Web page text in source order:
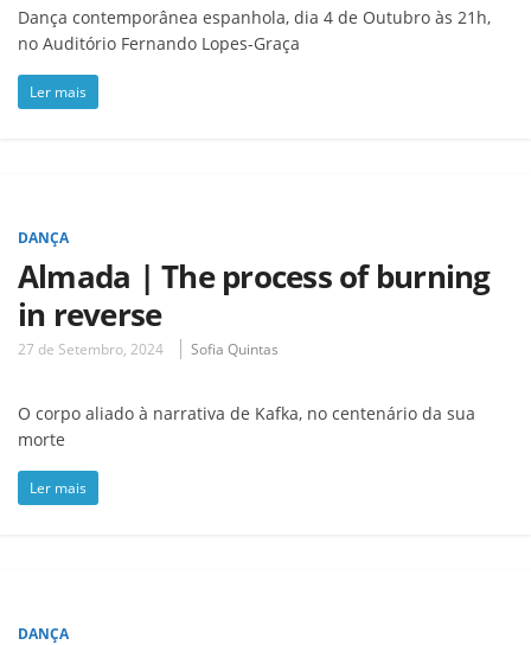
Dança contemporânea espanhola, dia 4 de Outubro às 21h,
no Auditório Fernando Lopes-Graça
Ler mais
DANÇA
Almada | The process of burning
in reverse
27 de Setembro, 2024 Sofia Quintas
O corpo aliado à narrativa de Kafka, no centenário da sua
morte
Ler mais
DANÇA